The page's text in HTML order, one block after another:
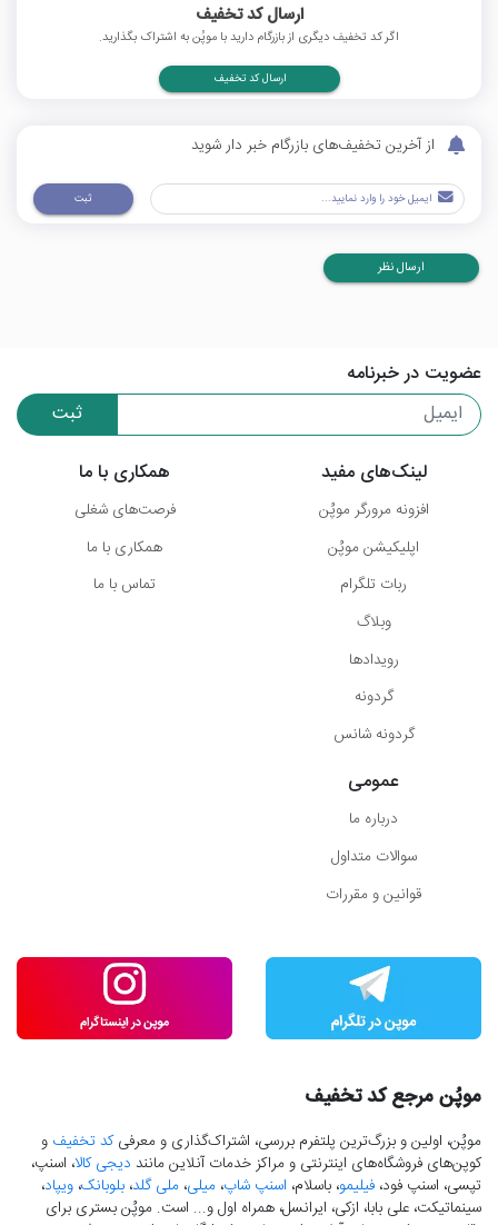
ارسال کد تخفیف
اگر کد تخفیف دیگری از بازرگام دارید با موپُن به اشتراک بگذارید.
ارسال کد تخفیف
از آخرین تخفیف‌های بازرگام خبر دار شوید
ثبت
ارسال نظر
عضویت در خبرنامه
ثبت
لینک‌های مفید
افزونه مرورگر موپُن
اپلیکیشن موپُن
ربات تلگرام
وبلاگ
رویدادها
گردونه
گردونه شانس
همکاری با ما
فرصت‌های شغلی
همکاری با ما
تماس با ما
عمومی
درباره ما
سوالات متداول
قوانین و مقررات
موپُن مرجع کد تخفیف
موپُن، اولین و بزرگ‌ترین پلتفرم بررسی، اشتراک‌گذاری و معرفیکد تخفیف و
کوپن‌های فروشگاه‌های اینترنتی و مراکز خدمات آنلاین مانند دیجی کالا، اسنپ،
تپسی، اسنپ فود، فیلیمو، باسلام، اسنپ شاپ، میلی، ملی گلد، بلوبانک، ویپاد،
سینماتیکت، علی بابا، ازکی، ایرانسل، همراه اول و... است. موپُن بستری برای